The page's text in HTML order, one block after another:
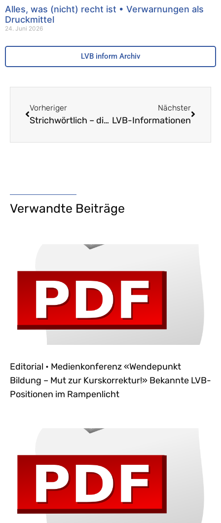
Alles, was (nicht) recht ist • Verwarnungen als
Druckmittel
24. Juni 2026
LVB inform Archiv
Vorheriger
Strichwörtlich – digitale Lernbegleiter
Nächster
LVB-Informationen
Verwandte Beiträge
Editorial • Medienkonferenz «Wendepunkt
Bildung – Mut zur Kurskorrektur!» Bekannte LVB-
Positionen im Rampenlicht